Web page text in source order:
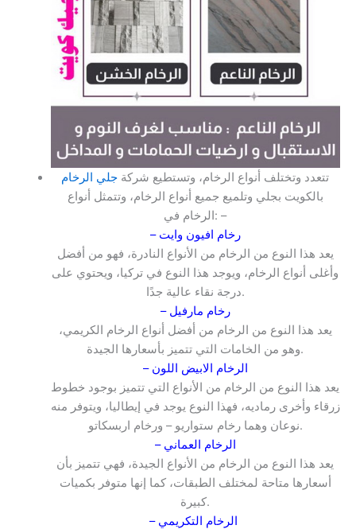
تتعدد وتختلف أنواع الرخام، وتستطيع شركة جلي الرخام
بالكويت بجلي وتلميع جميع أنواع الرخام، وتتمثل أنواع
الرخام في: –
– رخام افيون وايت
يعد هذا النوع من الرخام من الأنواع النادرة، فهو من أفضل
وأغلى أنواع الرخام، ويوجد هذا النوع في تركيا، ويحتوي على
درجة نقاء عالية جدًا.
– رخام مارفيل
يعد هذا النوع من الرخام من أفضل أنواع الرخام الكريمي،
وهو من الخامات التي تتميز بأسعارها الجيدة.
– الرخام الابيض اللون
يعد هذا النوع من الرخام من الأنواع التي تتميز بوجود خطوط
زرقاء وأخرى رماديه، فهذا النوع يوجد في إيطاليا، ويتوفر منه
نوعان وهما رخام ستواريو – ورخام اربسكاتو.
– الرخام العماني
يعد هذا النوع من الرخام من الأنواع الجيدة، فهي تتميز بأن
أسعارها متاحة لمختلف الطبقات، كما إنها متوفر بكميات
كبيرة.
– الرخام التكريمي